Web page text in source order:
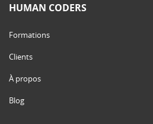
HUMAN CODERS
Formations
Clients
À propos
Blog